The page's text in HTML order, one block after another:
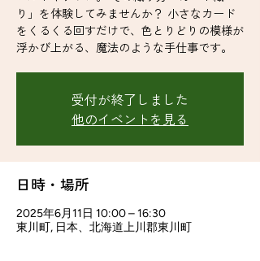
り」を体験してみませんか？ 小さなカード
をくるくる回すだけで、色とりどりの模様が
受付が終了しました
他のイベントを見る
日時・場所
2025年6月11日 10:00 – 16:30
東川町, 日本、北海道上川郡東川町